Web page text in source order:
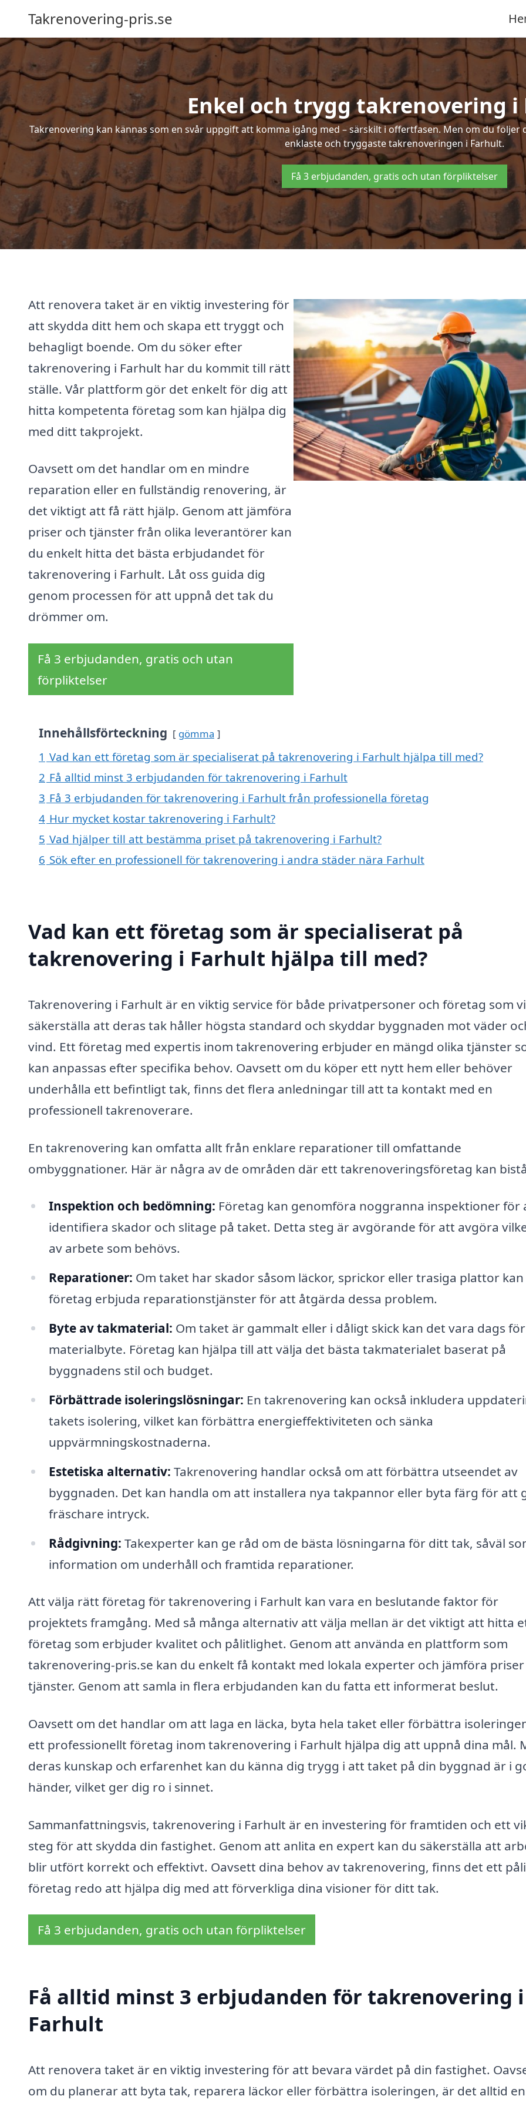
Takrenovering-pris.se
Enkel och trygg takrenovering
Takrenovering kan kännas som en svår uppgift att komma igång med – särskilt i offertfasen. Men om du
enklaste och tryggaste takrenoveringen i Farhult.
Få 3 erbjudanden, gratis och utan förpliktelser
Att renovera taket är en viktig investering för
att skydda ditt hem och skapa ett tryggt och
behagligt boende. Om du söker efter
takrenovering i Farhult har du kommit till rätt
ställe. Vår plattform gör det enkelt för dig att
hitta kompetenta företag som kan hjälpa dig
med ditt takprojekt.
Oavsett om det handlar om en mindre
reparation eller en fullständig renovering, är
det viktigt att få rätt hjälp. Genom att jämföra
priser och tjänster från olika leverantörer kan
du enkelt hitta det bästa erbjudandet för
takrenovering i Farhult. Låt oss guida dig
genom processen för att uppnå det tak du
drömmer om.
Få 3 erbjudanden, gratis och utan
förpliktelser
Innehållsförteckning gömma
1 Vad kan ett företag som är specialiserat på takrenovering i Farhult hjälpa till med?
2 Få alltid minst 3 erbjudanden för takrenovering i Farhult
3 Få 3 erbjudanden för takrenovering i Farhult från professionella företag
4 Hur mycket kostar takrenovering i Farhult?
5 Vad hjälper till att bestämma priset på takrenovering i Farhult?
6 Sök efter en professionell för takrenovering i andra städer nära Farhult
Vad kan ett företag som är specialiserat på
takrenovering i Farhult hjälpa till med?
Takrenovering i Farhult är en viktig service för både privatpersoner och företag som
säkerställa att deras tak håller högsta standard och skyddar byggnaden mot väder
vind. Ett företag med expertis inom takrenovering erbjuder en mängd olika tjänster
kan anpassas efter specifika behov. Oavsett om du köper ett nytt hem eller behöver
underhålla ett befintligt tak, finns det flera anledningar till att ta kontakt med en
professionell takrenoverare.
En takrenovering kan omfatta allt från enklare reparationer till omfattande
ombyggnationer. Här är några av de områden där ett takrenoveringsföretag kan
Inspektion och bedömning: Företag kan genomföra noggranna inspektioner för
identifiera skador och slitage på taket. Detta steg är avgörande för att avgöra
av arbete som behövs.
Reparationer: Om taket har skador såsom läckor, sprickor eller trasiga plattor
företag erbjuda reparationstjänster för att åtgärda dessa problem.
Byte av takmaterial: Om taket är gammalt eller i dåligt skick kan det vara dags
materialbyte. Företag kan hjälpa till att välja det bästa takmaterialet baserat på
byggnadens stil och budget.
Förbättrade isoleringslösningar: En takrenovering kan också inkludera
takets isolering, vilket kan förbättra energieffektiviteten och sänka
uppvärmningskostnaderna.
Estetiska alternativ: Takrenovering handlar också om att förbättra utseendet av
byggnaden. Det kan handla om att installera nya takpannor eller byta färg för att
fräschare intryck.
Rådgivning: Takexperter kan ge råd om de bästa lösningarna för ditt tak, såväl
information om underhåll och framtida reparationer.
Att välja rätt företag för takrenovering i Farhult kan vara en beslutande faktor för
projektets framgång. Med så många alternativ att välja mellan är det viktigt att hitta
företag som erbjuder kvalitet och pålitlighet. Genom att använda en plattform som
takrenovering-pris.se kan du enkelt få kontakt med lokala experter och jämföra
tjänster. Genom att samla in flera erbjudanden kan du fatta ett informerat beslut.
Oavsett om det handlar om att laga en läcka, byta hela taket eller förbättra
ett professionellt företag inom takrenovering i Farhult hjälpa dig att uppnå dina mål.
deras kunskap och erfarenhet kan du känna dig trygg i att taket på din byggnad är i
händer, vilket ger dig ro i sinnet.
Sammanfattningsvis, takrenovering i Farhult är en investering för framtiden och ett
steg för att skydda din fastighet. Genom att anlita en expert kan du säkerställa att
blir utfört korrekt och effektivt. Oavsett dina behov av takrenovering, finns det ett
företag redo att hjälpa dig med att förverkliga dina visioner för ditt tak.
Få 3 erbjudanden, gratis och utan förpliktelser
Få alltid minst 3 erbjudanden för takrenovering i
Farhult
Att renovera taket är en viktig investering för att bevara värdet på din fastighet.
om du planerar att byta tak, reparera läckor eller förbättra isoleringen, är det alltid en